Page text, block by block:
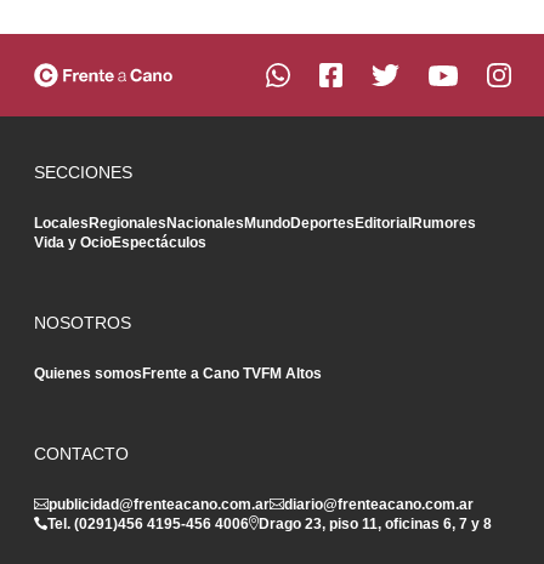
SECCIONES
Locales Regionales Nacionales MundoDeportes Editorial Rumores
Vida y OcioEspectáculos
NOSOTROS
Quienes somos Frente a Cano TVFM Altos
CONTACTO
publicidad@frenteacano.com.ar
diario@frenteacano.com.ar
Tel. (0291)456 4195-456 4006 Drago 23, piso 11, oficinas 6, 7 y 8